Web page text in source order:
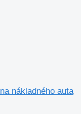
nákladného auta